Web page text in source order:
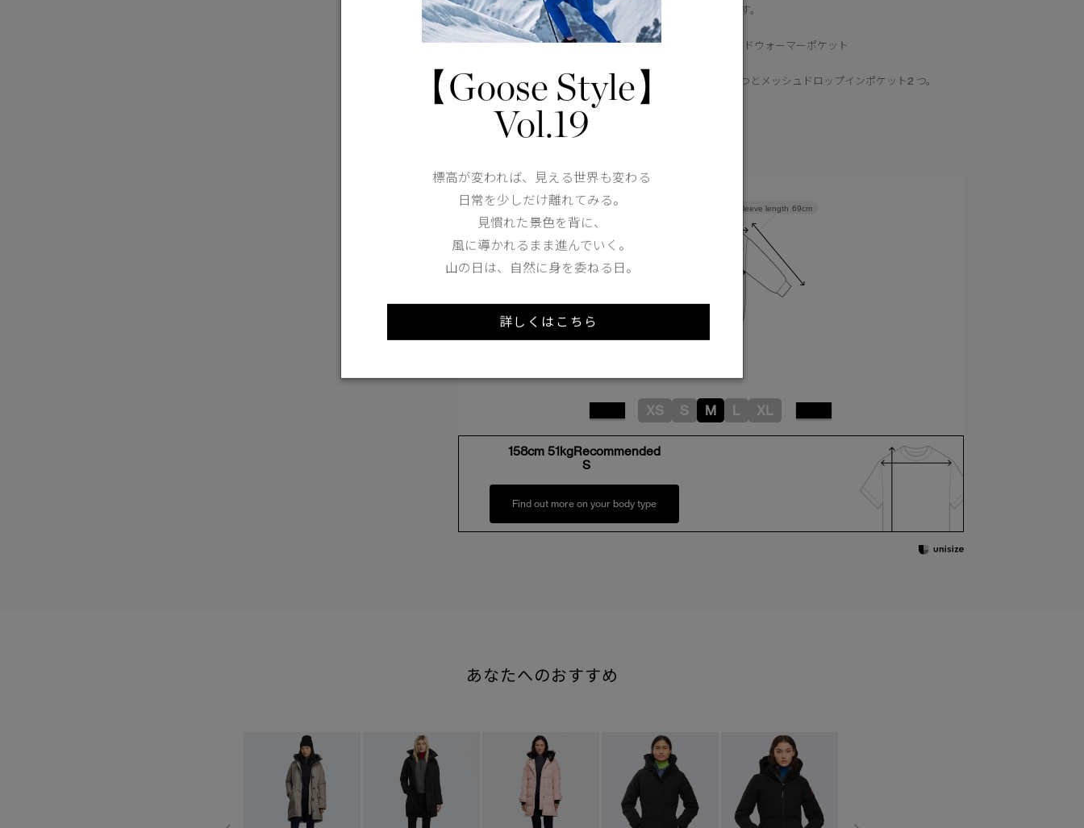
下からジッパーを開けると、動きやすさや通気性が向上します。
外側に2 つのポケット: スナップ留めのフリース裏地付きハンドウォーマーポケット
内部ポケット3 つ: ジッパー開閉式のセキュリティポケット1 つとメッシュドロップインポケット2 つ。
カナダグースのディスクで仕上げました。
Sleeve length 69cm
Shoulder width
XS S M L XL
158cm 51kgRecommended
S
Find out more on your body type
あなたへのおすすめ
【Goose Style】
Vol.19
標高が変われば、見える世界も変わる
日常を少しだけ離れてみる。
見慣れた景色を背に、
風に導かれるまま進んでいく。
山の日は、自然に身を委ねる日。
詳しくはこちら